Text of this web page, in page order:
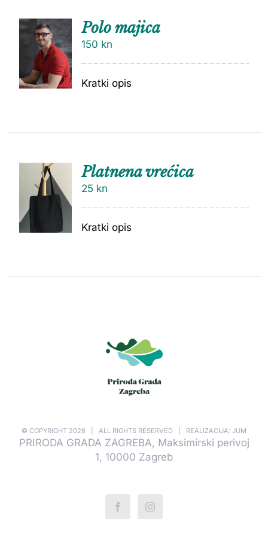
DODAJ
U
KOŠARI
Polo majica
150 kn
Kratki opis
DODAJ
Platnena vrećica
25 kn
Kratki opis
© COPYRIGHT 2026 | ALL RIGHTS RESERVED | REALIZACIJA: JUM
PRIRODA GRADA ZAGREBA, Maksimirski perivoj
1, 10000 Zagreb